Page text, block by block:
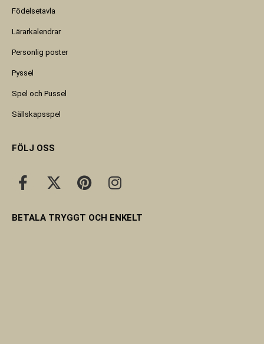
Födelsetavla
Lärarkalendrar
Personlig poster
Pyssel
Spel och Pussel
Sällskapsspel
FÖLJ OSS
BETALA TRYGGT OCH ENKELT